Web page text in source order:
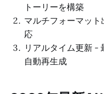
トーリーを構築
マルチフォーマッ
応
リアルタイム更新 -
自動再生成